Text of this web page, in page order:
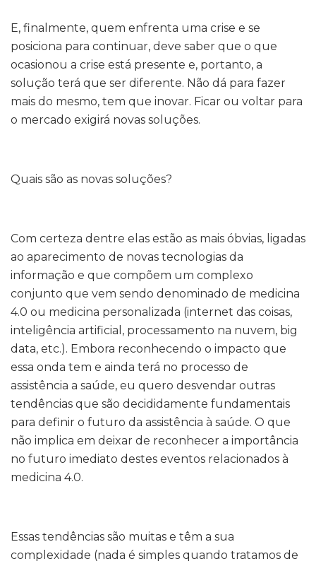
E, finalmente, quem enfrenta uma crise e se
posiciona para continuar, deve saber que o que
ocasionou a crise está presente e, portanto, a
solução terá que ser diferente. Não dá para fazer
mais do mesmo, tem que inovar. Ficar ou voltar para
o mercado exigirá novas soluções.
Quais são as novas soluções?
Com certeza dentre elas estão as mais óbvias, ligadas
ao aparecimento de novas tecnologias da
informação e que compõem um complexo
conjunto que vem sendo denominado de medicina
4.0 ou medicina personalizada (internet das coisas,
inteligência artificial, processamento na nuvem, big
data, etc.). Embora reconhecendo o impacto que
essa onda tem e ainda terá no processo de
assistência a saúde, eu quero desvendar outras
tendências que são decididamente fundamentais
para definir o futuro da assistência à saúde. O que
não implica em deixar de reconhecer a importância
no futuro imediato destes eventos relacionados à
medicina 4.0.
Essas tendências são muitas e têm a sua
complexidade (nada é simples quando tratamos de